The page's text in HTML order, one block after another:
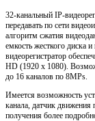
32-канальный IP-
передавать по сети
алгоритм сжатия
емкость жесткого диска
видеорегистратор
HD (1920 x 1080).
до 16 каналов по 8MPs.
Имеется возможность
канала, датчик
получения более